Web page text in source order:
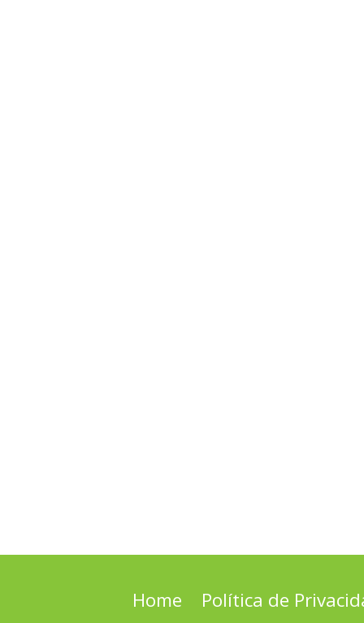
Home Política de